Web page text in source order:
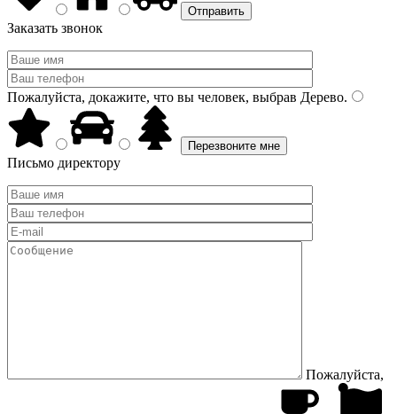
Заказать звонок
Пожалуйста, докажите, что вы человек, выбрав Дерево.
Письмо директору
Пожалуйста,